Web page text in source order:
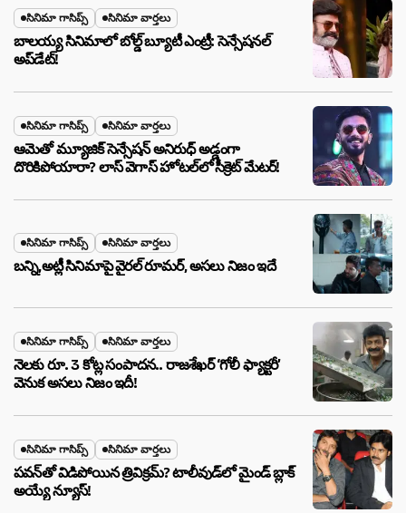
సినిమా గాసిప్స్ సినిమా వార్తలు
బాలయ్య సినిమాలో బోల్డ్ బ్యూటీ ఎంట్రీ: సెన్సేషనల్
అప్‌డేట్!
సినిమా గాసిప్స్ సినిమా వార్తలు
ఆమెతో మ్యూజిక్ సెన్సేషన్ అనిరుధ్ అడ్డంగా
దొరికిపోయారా? లాస్ వెగాస్ హోటల్‌లో సీక్రెట్ మేటర్!
సినిమా గాసిప్స్ సినిమా వార్తలు
బన్ని,అట్లీ సినిమాపై వైరల్ రూమర్, అసలు నిజం ఇదే
సినిమా గాసిప్స్ సినిమా వార్తలు
నెలకు రూ. 3 కోట్ల సంపాదన.. రాజశేఖర్ ‘గోలీ ఫ్యాక్టరీ’
వెనుక అసలు నిజం ఇదీ!
సినిమా గాసిప్స్ సినిమా వార్తలు
పవన్‌తో విడిపోయిన త్రివిక్రమ్? టాలీవుడ్‌లో మైండ్ బ్లాక్
అయ్యే న్యూస్!